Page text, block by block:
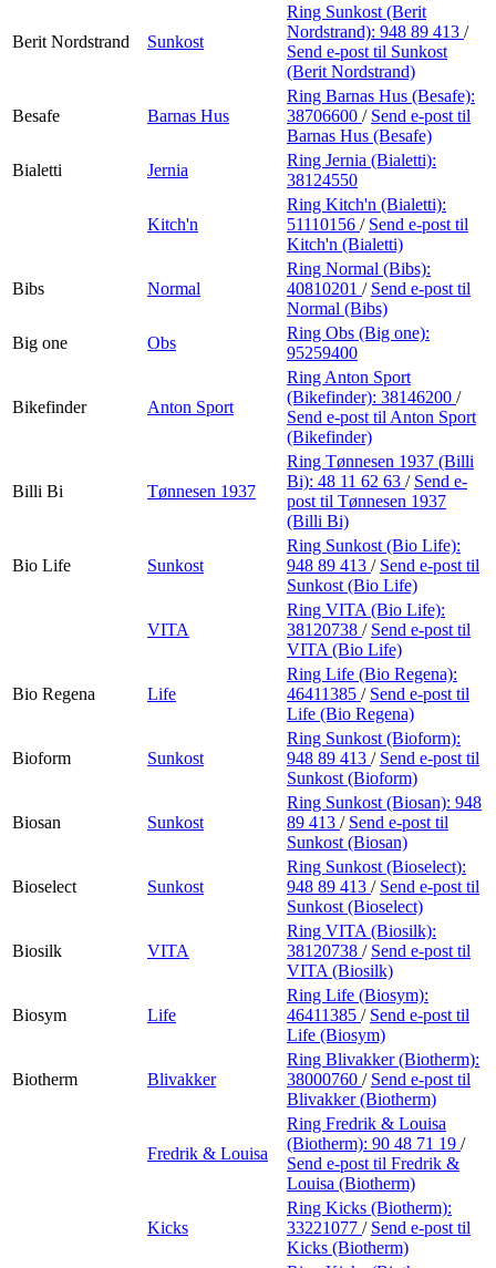
Berit Nordstrand Sunkost
Ring Sunkost (Berit
Nordstrand): 948 89 413 /
Send e-post til Sunkost
(Berit Nordstrand)
Besafe Barnas Hus
Ring Barnas Hus (Besafe):
38706600 / Send e-post til
Barnas Hus (Besafe)
Bialetti
Jernia
Ring Jernia (Bialetti):
38124550
Kitch'n
Ring Kitch'n (Bialetti):
51110156 / Send e-post til
Kitch'n (Bialetti)
Bibs Normal
Ring Normal (Bibs):
40810201 / Send e-post til
Normal (Bibs)
Big one
Obs
Ring Obs (Big one):
95259400
Bikefinder Anton Sport
Ring Anton Sport
(Bikefinder): 38146200 /
Send e-post til Anton Sport
(Bikefinder)
Billi Bi Tønnesen 1937
Ring Tønnesen 1937 (Billi
Bi): 48 11 62 63 / Send e-
post til Tønnesen 1937
(Billi Bi)
Bio Life Sunkost
Ring Sunkost (Bio Life):
948 89 413 / Send e-post til
Sunkost (Bio Life)
VITA
Ring VITA (Bio Life):
38120738 / Send e-post til
VITA (Bio Life)
Bio Regena Life
Ring Life (Bio Regena):
46411385 / Send e-post til
Life (Bio Regena)
Bioform Sunkost
Ring Sunkost (Bioform):
948 89 413 / Send e-post til
Sunkost (Bioform)
Biosan Sunkost
Ring Sunkost (Biosan): 948
89 413 / Send e-post til
Sunkost (Biosan)
Bioselect Sunkost
Ring Sunkost (Bioselect):
948 89 413 / Send e-post til
Sunkost (Bioselect)
Biosilk VITA
Ring VITA (Biosilk):
38120738 / Send e-post til
VITA (Biosilk)
Biosym Life
Ring Life (Biosym):
46411385 / Send e-post til
Life (Biosym)
Biotherm Blivakker
Ring Blivakker (Biotherm):
38000760 / Send e-post til
Blivakker (Biotherm)
Fredrik & Louisa
Ring Fredrik & Louisa
(Biotherm): 90 48 71 19 /
Send e-post til Fredrik &
Louisa (Biotherm)
Kicks
Ring Kicks (Biotherm):
33221077 / Send e-post til
Kicks (Biotherm)